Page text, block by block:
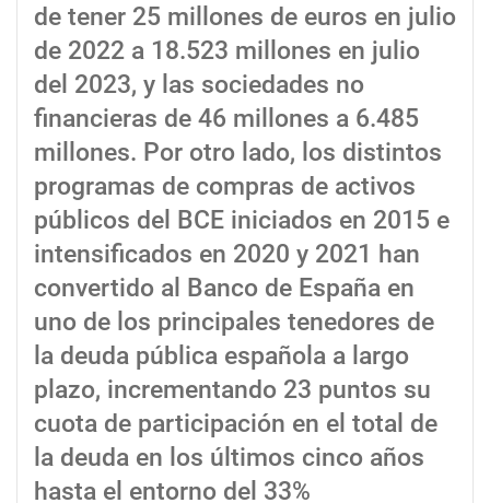
de tener 25 millones de euros en julio
de 2022 a 18.523 millones en julio
del 2023, y las sociedades no
financieras de 46 millones a 6.485
millones. Por otro lado, los distintos
programas de compras de activos
públicos del BCE iniciados en 2015 e
intensificados en 2020 y 2021 han
convertido al Banco de España en
uno de los principales tenedores de
la deuda pública española a largo
plazo, incrementando 23 puntos su
cuota de participación en el total de
la deuda en los últimos cinco años
hasta el entorno del 33%